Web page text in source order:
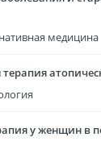
медицина
терапия
у женщин в